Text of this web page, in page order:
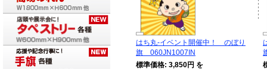
はち丸-イベント開催中！ のぼり
旗 060JN1007IN
標準価格: 3,850円 を